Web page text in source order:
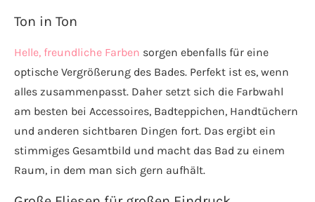
Ton in Ton
Helle, freundliche Farben sorgen ebenfalls für eine
optische Vergrößerung des Bades. Perfekt ist es, wenn
alles zusammenpasst. Daher setzt sich die Farbwahl
am besten bei Accessoires, Badteppichen, Handtüchern
und anderen sichtbaren Dingen fort. Das ergibt ein
stimmiges Gesamtbild und macht das Bad zu einem
Raum, in dem man sich gern aufhält.